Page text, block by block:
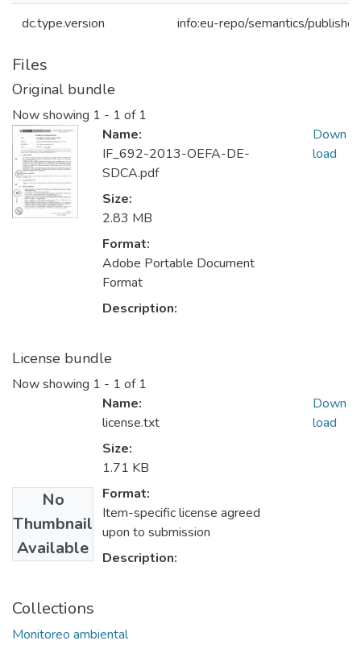
dc.type.version info:eu-repo/semantics/
Files
Original bundle
Now showing 1 - 1 of 1
Name:
IF_692-2013-OEFA-DE-
SDCA.pdf
Size:
2.83 MB
Format:
Adobe Portable Document
Format
Description:
Down
load
License bundle
Now showing 1 - 1 of 1
No
Thumbnail
Available
Name:
license.txt
Size:
1.71 KB
Format:
Item-specific license agreed
upon to submission
Description:
Down
load
Collections
Monitoreo ambiental